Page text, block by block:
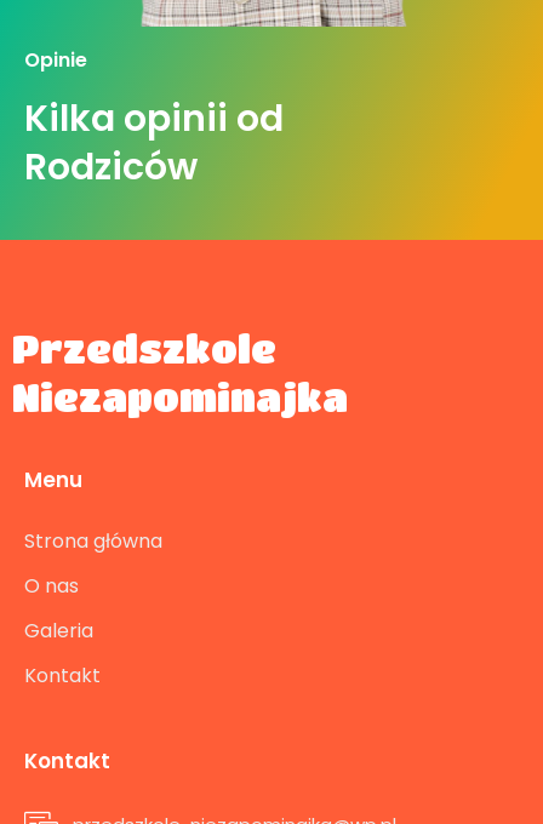
Opinie
Kilka opinii od
Rodziców
Przedszkole
Niezapominajka
Menu
Strona główna
O nas
Galeria
Kontakt
Kontakt